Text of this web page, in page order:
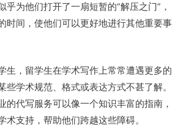
乎为他们打开了一扇短暂的“解压之门”，
时间，使他们可以更好地进行其他重要事
生，留学生在学术写作上常常遭遇更多的
些学术规范、格式或表达方式不甚了解。
的代写服务可以像一个知识丰富的指南，
术支持，帮助他们跨越这些障碍。